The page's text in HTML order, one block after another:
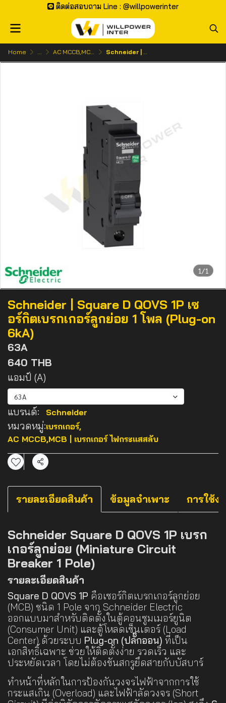
ติดต่อสอบถาม Line : @willpowerinter
Home ... AC MCCB,MCB | เบรกเกอร์ ไฟกระแสสลับ Schneider | Square D QOVS 1P เซอร์กิตเบรกเกอร์ลูกย่อย 1 โพล (Plug-on 6kA)
1/1
Schneider | Square D QOVS 1P เซ
อร์กิตเบรกเกอร์ลูกย่อย 1 โพล (Plug-on
6kA)
63A
640 THB
แอมป์ (A)
63A
แบรนด์: Schneider
หมวดหมู่:เบรกเกอร์,
AC MCCB,MCB | เบรกเกอร์ ไฟกระแสสลับ
แชร์
รายละเอียดสินค้า ข้อมูลจำเพาะ การใช้ง
Schneider Square D QOVS 1P เบรก
เกอร์ลูกย่อย (Miniature Circuit
Breaker 1 Pole)
รายละเอียดสินค้า
Square D QOVS 1P คือเซอร์กิตเบรกเกอร์ลูกย่อย
(MCB) ชนิด 1 Pole จาก Schneider Electric
ออกแบบมาสำหรับติดตั้งในตู้คอนซูมเมอร์ยูนิต
(Consumer Unit) และตู้โหลดเซ็นเตอร์ (Load
Center) ด้วยระบบ Plug-on (ปลั๊กออน) ที่เป็น
เอกสิทธิ์เฉพาะ ช่วยให้ติดตั้งง่าย รวดเร็ว และ
ประหยัดเวลา โดยไม่ต้องขันสกรูยึดสายกับบัสบาร์
ทำหน้าที่หลักในการป้องกันวงจรไฟฟ้าจากการใช้
กระแสเกิน (Overload) และไฟฟ้าลัดวงจร (Short